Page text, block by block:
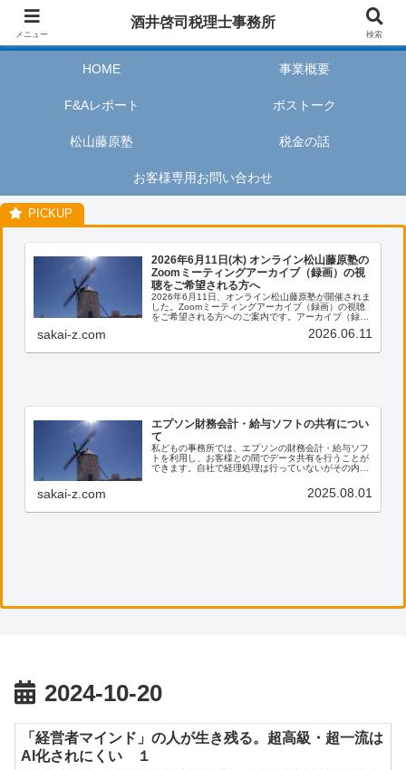
酒井啓司税理士事務所は、お客様が私たちのサービスを利用するときに、安心
HOME 事業概要
F&Aレポート ボストーク
松山藤原塾 税金の話
お客様専用お問い合わせ
2026年6月11日(木) オンライン松山藤原塾の
Zoomミーティングアーカイブ（録画）の視
聴をご希望される方へ
2026年6月11日、オンライン松山藤原塾が開催されま
した。Zoomミーティングアーカイブ（録画）の視聴
をご希望される方へのご案内です。アーカイブ（録
わせより、「松山藤原塾アーカイブ（録画）の...
sakai-z.com 2026.06.11
エプソン財務会計・給与ソフトの共有につい
て
私どもの事務所では、エプソンの財務会計・給与ソフ
トを利用し、お客様との間でデータ共有を行うことが
できます。自社で経理処理は行っていないがその内容
望がございましたら、ぜひ私共までご連絡ください。
sakai-z.com 2025.08.01
2024-10-20
「経営者マインド」の人が生き残る。超高級・超一流は
AI化されにくい １
メニュー
酒井啓司税理士事務所
検索